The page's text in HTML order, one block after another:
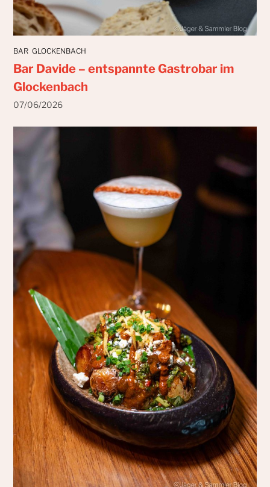
BAR GLOCKENBACH
Bar Davide – entspannte Gastrobar im
Glockenbach
07/06/2026